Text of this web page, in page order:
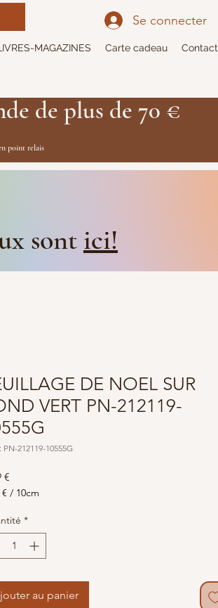
MAGAZINES Carte cadeau Contact
Se connecter
de plus de 70 €
point relais
sont ici!
DE NOEL SUR
VERT PN-212119-
PN-212119-10555G
€
/ 10cm
*
au panier